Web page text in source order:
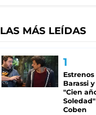
LAS MÁS LEÍDAS
Estrenos
Barassi
"Cien
Coben